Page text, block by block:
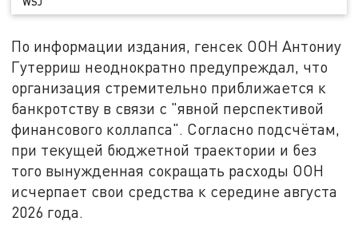
По информации издания, генсек ООН Антониу
Гутерриш неоднократно предупреждал, что
организация стремительно приближается к
банкротству в связи с "явной перспективой
финансового коллапса". Согласно подсчётам,
при текущей бюджетной траектории и без
того вынужденная сокращать расходы ООН
исчерпает свои средства к середине августа
2026 года.